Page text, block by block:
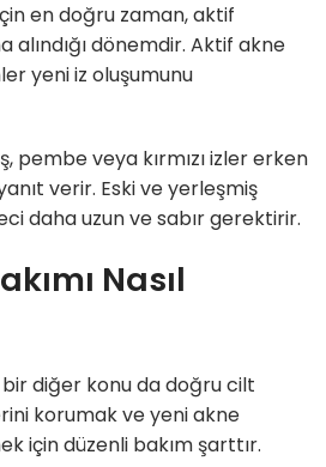
en doğru zaman, aktif
alındığı dönemdir. Aktif akne
yeni iz oluşumunu
pembe veya kırmızı izler erken
verir. Eski ve yerleşmiş
daha uzun ve sabır gerektirir.
Nasıl
diğer konu da doğru cilt
korumak ve yeni akne
için düzenli bakım şarttır.